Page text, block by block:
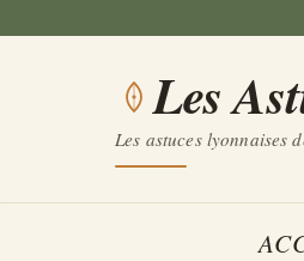
Les
Les astuces lyonnaises